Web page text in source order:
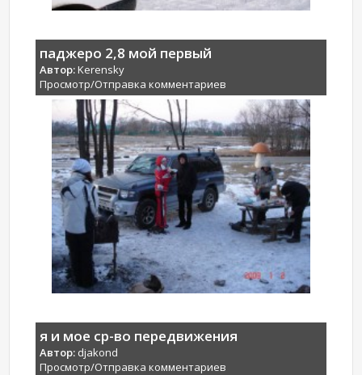
паджеро 2,8 мой первый
Автор:Kerensky
Просмотр/Отправка комментариев
я и мое ср-во передвижения
Автор: djakond
Просмотр/Отправка комментариев